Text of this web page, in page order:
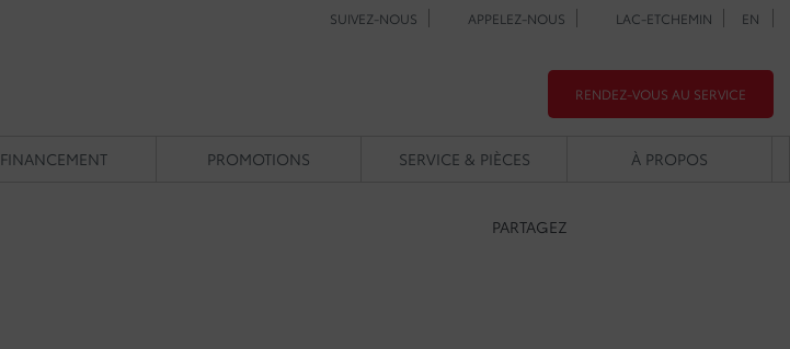
SUIVEZ-NOUS APPELEZ-NOUS LAC-ETCHEMIN EN
RENDEZ-VOUS AU SERVICE
FINANCEMENT PROMOTIONS SERVICE & PIÈCES À PROPOS
PARTAGEZ